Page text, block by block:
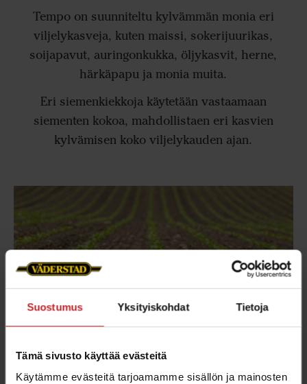
Suostumus Yksityiskohdat Tietoja
Tämä sivusto käyttää evästeitä
Käytämme evästeitä tarjoamamme sisällön ja mainosten
Tempo on suunniteltu kylvämmän monia eri
viljelykasveja, kuten maissi, sokerijuurikas,
soijapavut, auringonkukka, öljykasvit, herne,
härkäpapu ja monia muita.
Eri siemenkiekkoja käytetään vastaamaan
siementen kokoa, mahdollistaen eri kasvien
kylvämisen koko viljelykauden ajan.
Piensiementen sarja